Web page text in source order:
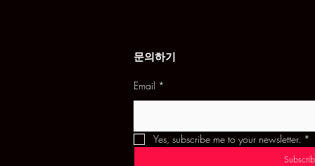
문의하기
Email *
Yes, subscribe me to your newsletter. *